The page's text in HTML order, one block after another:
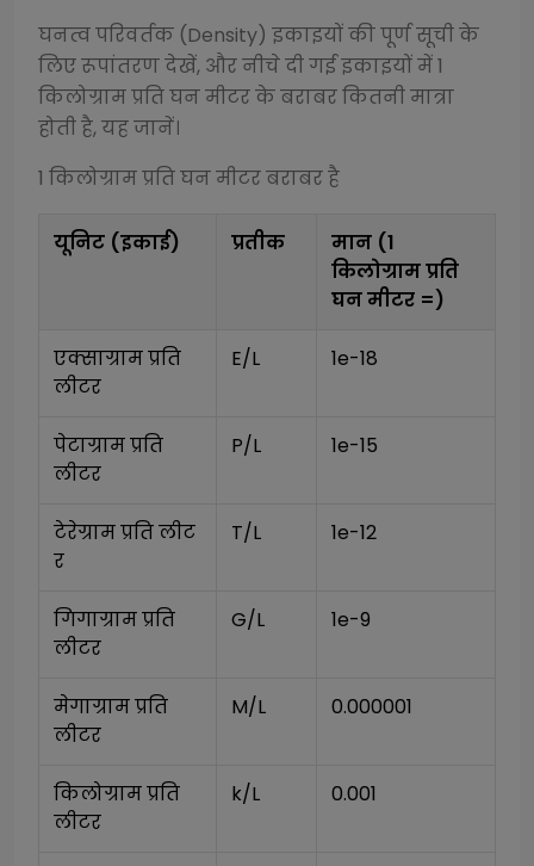
घनत्व परिवर्तक (Density) इकाइयों की पूर्ण सूची के
लिए रूपांतरण देखें, और नीचे दी गई इकाइयों में 1
किलोग्राम प्रति घन मीटरके बराबर कितनी मात्रा
होती है, यह जानें।
1 किलोग्राम प्रति घन मीटरबराबर है
यूनिट (इकाई) प्रतीक
मान (1
किलोग्राम प्रति
घन मीटर =)
एक्साग्राम प्रति
लीटर
E/L 1e-18
पेटाग्राम प्रति
लीटर
P/L 1e-15
टेरेग्राम प्रति लीट
र
T/L 1e-12
गिगाग्राम प्रति
लीटर
G/L 1e-9
मेगाग्राम प्रति
लीटर
M/L 0.000001
किलोग्राम प्रति
लीटर
k/L 0.001